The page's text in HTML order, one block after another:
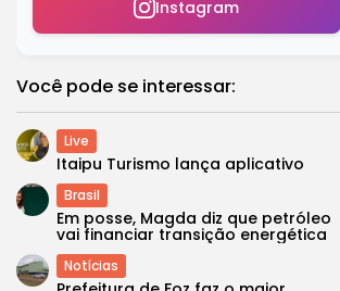
Instagram
Você pode se interessar:
Live
Itaipu Turismo lança aplicativo
Brasil
Em posse, Magda diz que petróleo
vai financiar transição energética
Notícias